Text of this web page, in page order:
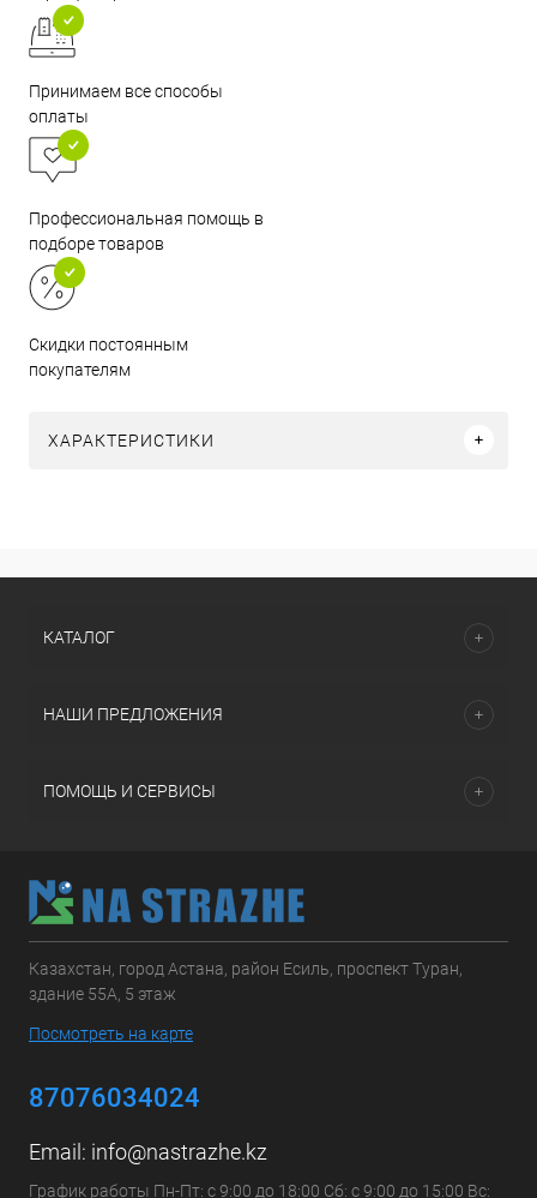
Принимаем все способы
оплаты
Профессиональная помощь в
подборе товаров
Скидки постоянным
покупателям
ХАРАКТЕРИСТИКИ
КАТАЛОГ
НАШИ ПРЕДЛОЖЕНИЯ
ПОМОЩЬ И СЕРВИСЫ
Казахстан, город Астана, район Есиль, проспект Туран,
здание 55А, 5 этаж
Посмотреть на карте
87076034024
Email: info@nastrazhe.kz
График работы Пн-Пт: с 9:00 до 18:00 Сб: с 9:00 до 15:00 Вс: